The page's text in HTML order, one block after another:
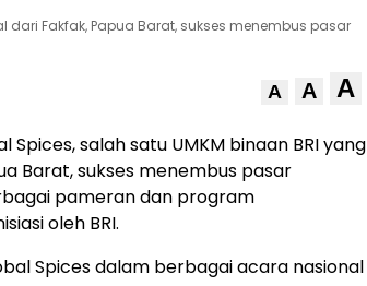
dari Fakfak, Papua Barat, sukses menembus pasar
A A A
Spices, salah satu UMKM binaan BRI yang
Barat, sukses menembus pasar
pameran dan program
oleh BRI.
Spices dalam berbagai acara nasional